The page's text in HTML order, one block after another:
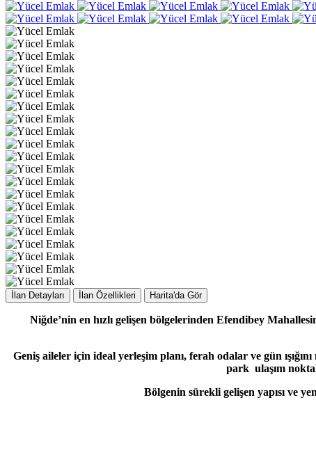
İlan Detayları İlan Özellikleri Harita'da Gör
Niğde’nin en hızlı gelişen bölgelerinden Efendibey
Geniş aileler için ideal yerleşim planı, ferah odalar ve gün
park ulaşım
Bölgenin sürekli gelişen yapısı ve